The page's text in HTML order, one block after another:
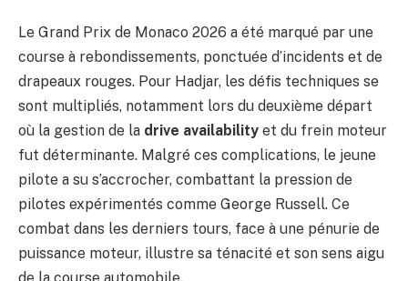
Le Grand Prix de Monaco 2026 a été marqué par une
course à rebondissements, ponctuée d’incidents et de
drapeaux rouges. Pour Hadjar, les défis techniques se
sont multipliés, notamment lors du deuxième départ
où la gestion de la drive availability et du frein moteur
fut déterminante. Malgré ces complications, le jeune
pilote a su s’accrocher, combattant la pression de
pilotes expérimentés comme George Russell. Ce
combat dans les derniers tours, face à une pénurie de
puissance moteur, illustre sa ténacité et son sens aigu
de la course automobile.